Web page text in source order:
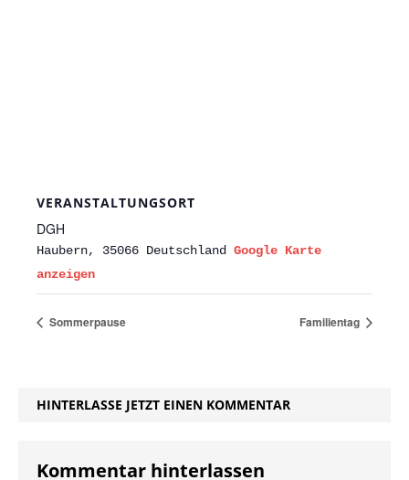
VERANSTALTUNGSORT
DGH
Haubern, 35066 Deutschland Google Karte
anzeigen
Sommerpause Familientag
HINTERLASSE JETZT EINEN KOMMENTAR
Kommentar hinterlassen